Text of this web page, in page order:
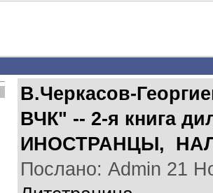
В.Черкасов-
ВЧК" -- 2-я книга
ИНОСТРАНЦЫ,
Послано: Admin 21